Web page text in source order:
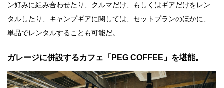
ン好みに組み合わせたり、クルマだけ、もしくはギアだけをレン
タルしたり、キャンプギアに関しては、セットプランのほかに、
単品でレンタルすることも可能だ。
ガレージに併設するカフェ「PEG COFFEE」を堪能。